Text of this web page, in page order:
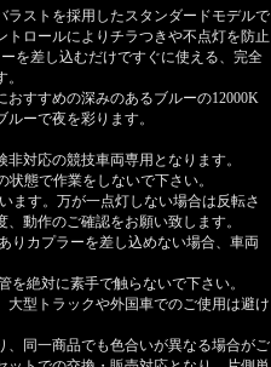
ラストを採用したスタンダードモデルで
トロールによりチラつきや不点灯を防止
を差し込むだけですぐに使える、完全
おすすめの深みのあるブルーの12000K
ーで夜を彩ります。
非対応の競技車両専用となります。
態で作業をしないで下さい。
ます。万が一点灯しない場合は反転さ
動作のご確認をお願い致します。
りカプラーを差し込めない場合、車両
を絶対に素手で触らないで下さい。
大型トラックや外国車でのご使用は避け
、同一商品でも色合いが異なる場合がご